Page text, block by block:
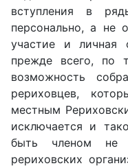
вступления в
персонально, а не
участие и личная
прежде всего, по
возможность
рериховцев,
местным
исключается и
быть членом не
рериховских